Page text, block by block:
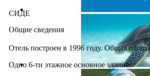
СИДЕ
Общие сведения
Отель построен в 1996 году. Общая
Одно 6-ти этажное основное здание: